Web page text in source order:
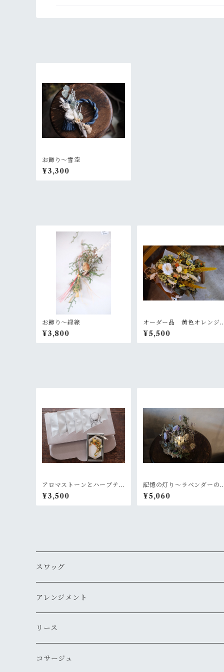
お飾り〜雪空
¥3,300
お飾り〜緑線
¥3,800
オーダー品 黄色オレンジ
の大きめスワッグ
¥5,500
アロマストーンとハーブテ
ィーのギフトセット
¥3,500
記憶の灯り〜ラベンダーの
風
¥5,060
スワッグ
アレンジメント
リース
コサージュ